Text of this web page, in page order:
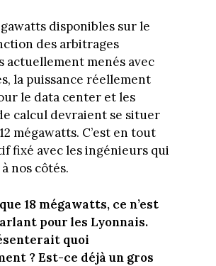
disponibles sur le
des arbitrages
actuellement menés avec
la puissance réellement
le data center et les
calcul devraient se situer
mégawatts. C’est en tout
fixé avec les ingénieurs qui
nos côtés.
18 mégawatts, ce n’est
pour les Lyonnais.
quoi
? Est-ce déjà un gros